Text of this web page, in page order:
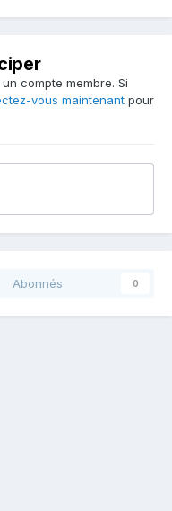
compte membre. Si
vous maintenant pour
Abonnés 0